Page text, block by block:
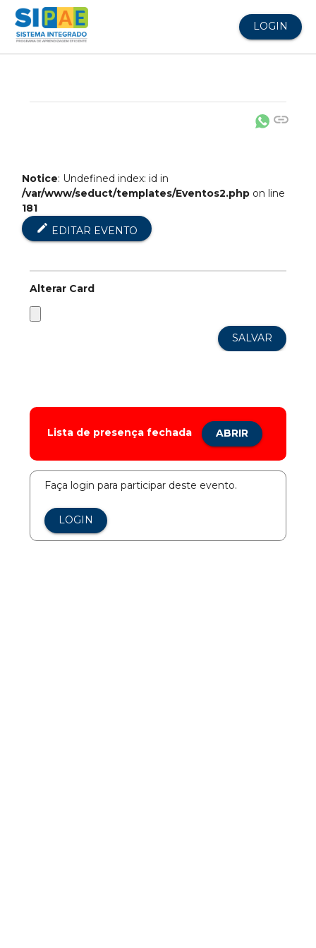
LOGIN
link
Notice: Undefined index: id in
/var/www/seduct/templates/Eventos2.php on line
181
edit EDITAR EVENTO
Alterar Card
Lista de presença fechada ABRIR
Faça login para participar deste evento.
LOGIN